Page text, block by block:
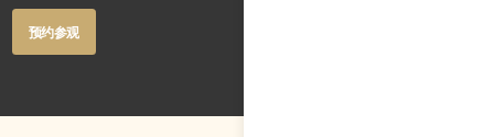
Button
预约参观
预约参观